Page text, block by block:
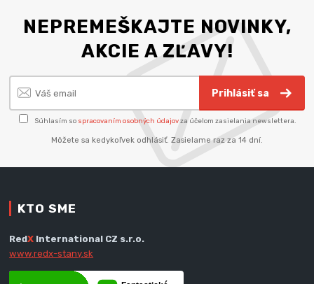
NEPREMEŠKAJTE NOVINKY,
AKCIE A ZĽAVY!
Prihlásiť sa
Súhlasím so spracovaním osobných údajovza účelom zasielania newslettera.
Môžete sa kedykoľvek odhlásiť. Zasielame raz za 14 dní.
KTO SME
RedX International CZ s.r.o.
www.redx-stany.sk